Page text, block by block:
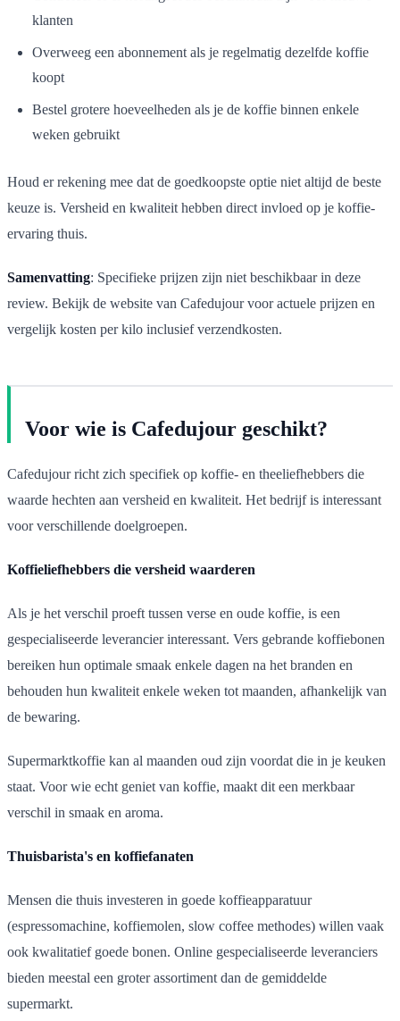
klanten
Overweeg een abonnement als je regelmatig dezelfde koffie
koopt
Bestel grotere hoeveelheden als je de koffie binnen enkele
weken gebruikt
Houd er rekening mee dat de goedkoopste optie niet altijd de beste
keuze is. Versheid en kwaliteit hebben direct invloed op je koffie-
ervaring thuis.
Samenvatting: Specifieke prijzen zijn niet beschikbaar in deze
review. Bekijk de website van Cafedujour voor actuele prijzen en
vergelijk kosten per kilo inclusief verzendkosten.
Voor wie is Cafedujour geschikt?
Cafedujour richt zich specifiek op koffie- en theeliefhebbers die
waarde hechten aan versheid en kwaliteit. Het bedrijf is interessant
voor verschillende doelgroepen.
Koffieliefhebbers die versheid waarderen
Als je het verschil proeft tussen verse en oude koffie, is een
gespecialiseerde leverancier interessant. Vers gebrande koffiebonen
bereiken hun optimale smaak enkele dagen na het branden en
behouden hun kwaliteit enkele weken tot maanden, afhankelijk van
de bewaring.
Supermarktkoffie kan al maanden oud zijn voordat die in je keuken
staat. Voor wie echt geniet van koffie, maakt dit een merkbaar
verschil in smaak en aroma.
Thuisbarista's en koffiefanaten
Mensen die thuis investeren in goede koffieapparatuur
(espressomachine, koffiemolen, slow coffee methodes) willen vaak
ook kwalitatief goede bonen. Online gespecialiseerde leveranciers
bieden meestal een groter assortiment dan de gemiddelde
supermarkt.